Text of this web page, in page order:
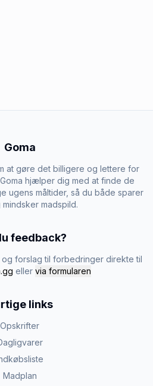
Goma
at gøre det billigere og lettere for
hjælper dig med at finde de
ugens måltider, så du både sparer
madspild.
feedback?
forslag til forbedringer direkte til
eller via formularen
links
Opskrifter
Madplan